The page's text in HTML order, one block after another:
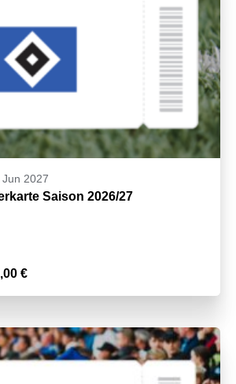
2027
Saison 2026/27
€